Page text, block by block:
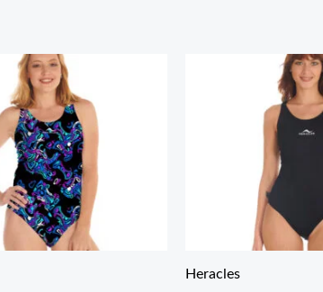
Heracles